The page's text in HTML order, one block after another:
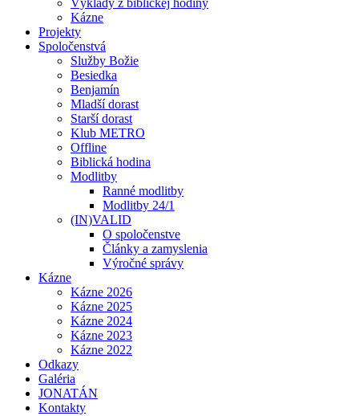
Výklady z biblickej hodiny
Kázne
Projekty
Spoločenstvá
Služby Božie
Besiedka
Benjamín
Mladší dorast
Starší dorast
Klub METRO
Offline
Biblická hodina
Modlitby
Ranné modlitby
Modlitby 24/1
(IN)VALID
O spoločenstve
Články a zamyslenia
Výročné správy
Kázne
Kázne 2026
Kázne 2025
Kázne 2024
Kázne 2023
Kázne 2022
Odkazy
Galéria
JONATÁN
Kontakty